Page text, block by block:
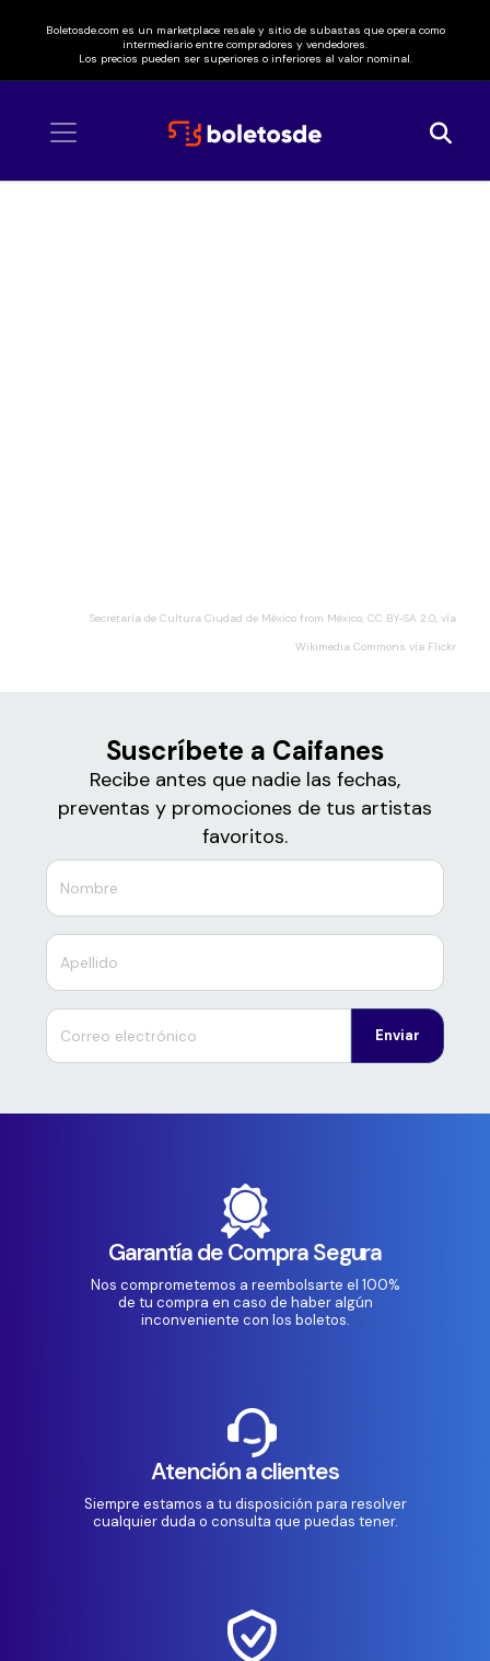
Boletosde.com es un marketplace resale y sitio de subastas que opera como
intermediario entre compradores y vendedores.
Los precios pueden ser superiores o inferiores al valor nominal.
Secretaría de Cultura Ciudad de México from México, CC BY-SA 2.0, vía
Wikimedia Commons vía Flickr
Suscríbete a Caifanes
Recibe antes que nadie las fechas,
preventas y promociones de tus artistas
favoritos.
Enviar
Garantía de Compra Segura
Nos comprometemos a reembolsarte el 100%
de tu compra en caso de haber algún
inconveniente con los boletos.
Atención a clientes
Siempre estamos a tu disposición para resolver
cualquier duda o consulta que puedas tener.